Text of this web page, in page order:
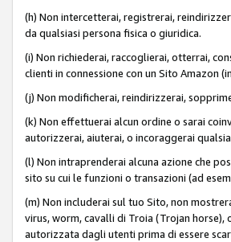
(h) Non intercetterai, registrerai,
da qualsiasi persona fisica o giuridica.
(i) Non richiederai, raccoglierai, otterrai,
clienti in connessione con un Sito Amazon
(j) Non modificherai, reindirizzerai,
(k) Non effettuerai alcun ordine o sarai
autorizzerai, aiuterai, o incoraggerai
(l) Non intraprenderai alcuna azione che
sito su cui le funzioni o transazioni (ad
(m) Non includerai sul tuo Sito, non
virus, worm, cavalli di Troia (Trojan
autorizzata dagli utenti prima di essere